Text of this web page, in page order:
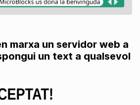
marxa un servidor web a
un text a qualsevol